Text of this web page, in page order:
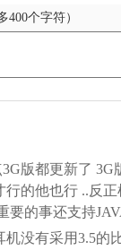
个字符）
版都更新了
行的他也行 ..反
要的事还支持
机没有采用3.5的